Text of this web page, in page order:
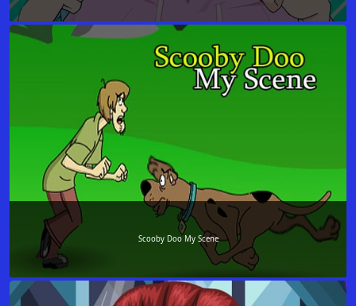
Scooby Doo My Scene